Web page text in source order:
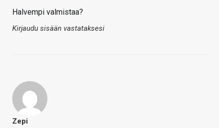
Halvempi valmistaa?
Kirjaudu sisään vastataksesi
Zepi